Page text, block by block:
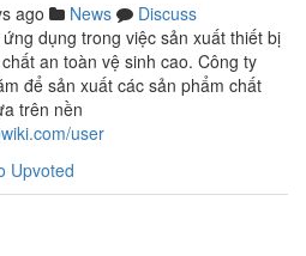
ago News
Discuss
dụng trong việc sản xuất thiết bị
an toàn vệ sinh cao. Công ty
để sản xuất các sản phẩm chất
trên nền
user
Upvoted